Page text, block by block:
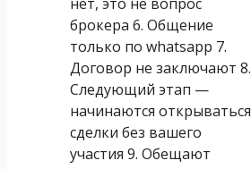
брокера 6. Общение
только по whatsapp 7.
Договор не заключают 8.
Следующий этап —
начинаются открываться
сделки без вашего
участия 9. Обещают